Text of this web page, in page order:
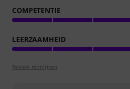
COMPETENTIE
LEERZAAMHEID
Review richtlijnen